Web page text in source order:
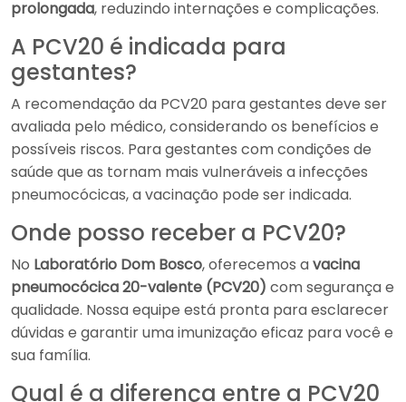
prolongada, reduzindo internações e complicações.
A PCV20 é indicada para
gestantes?
A recomendação da PCV20 para gestantes deve ser
avaliada pelo médico, considerando os benefícios e
possíveis riscos. Para gestantes com condições de
saúde que as tornam mais vulneráveis a infecções
pneumocócicas, a vacinação pode ser indicada.
Onde posso receber a PCV20?
No Laboratório Dom Bosco, oferecemos avacina
pneumocócica 20-valente (PCV20) com segurança e
qualidade. Nossa equipe está pronta para esclarecer
dúvidas e garantir uma imunização eficaz para você e
sua família.
Qual é a diferença entre a PCV20